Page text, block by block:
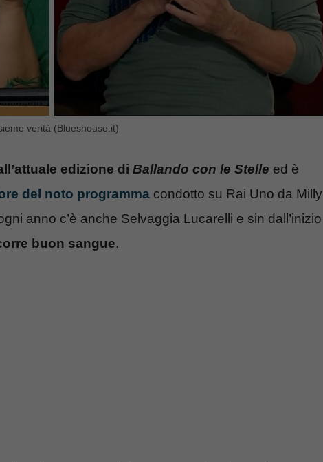
verità (Blueshouse.it)
edizione di Ballando con le Stelle ed è
del noto programma condotto su Rai Uno da Milly
anno c’è anche Selvaggia Lucarelli e sin dall’inizio
buon sangue.